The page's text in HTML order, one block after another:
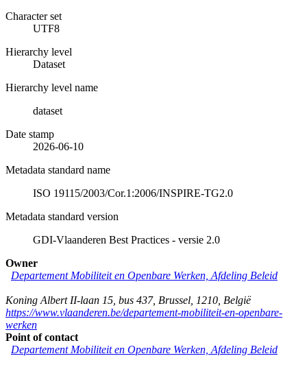
Character set
UTF8
Hierarchy level
Dataset
Hierarchy level name
dataset
Date stamp
2026-06-10
Metadata standard name
ISO 19115/2003/Cor.1:2006/INSPIRE-TG2.0
Metadata standard version
GDI-Vlaanderen Best Practices - versie 2.0
Owner
Departement Mobiliteit en Openbare Werken, Afdeling Beleid
Koning Albert II-laan 15, bus 437, Brussel 1210 België
https://www.vlaanderen.be/departement-mobiliteit-en-openbare-
werken
Point of contact
Departement Mobiliteit en Openbare Werken, Afdeling Beleid